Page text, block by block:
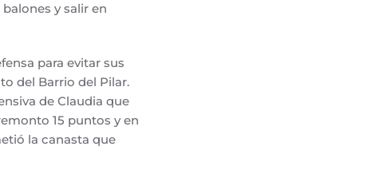
y salir en
para evitar sus
del Barrio del Pilar.
de Claudia que
15 puntos y en
la canasta que